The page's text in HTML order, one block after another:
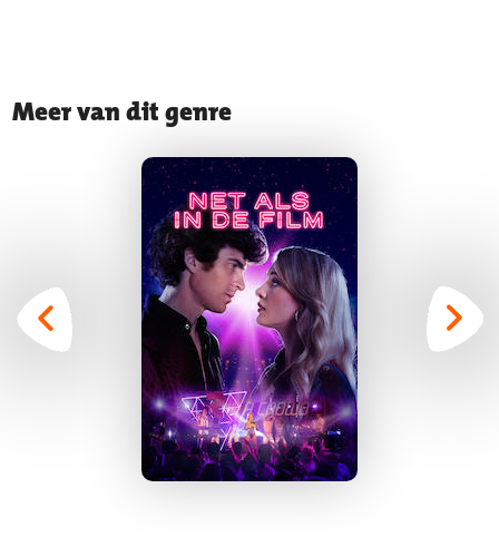
Meer van dit genre